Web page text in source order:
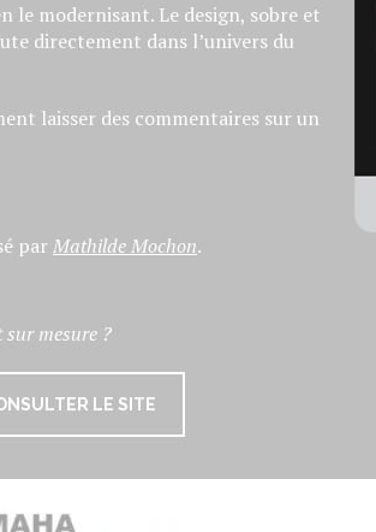
modernisant. Le design, sobre et
directement dans l’univers du
laisser des commentaires sur un
parMathilde Mochon.
sur mesure ?
LE SITE